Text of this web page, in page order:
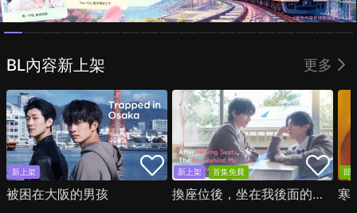
BL內容新上架 更多
新上架
被困在大阪的男孩
新上架 首集免費
換座位後，坐在我後面的男生好像喜歡我
部
寒